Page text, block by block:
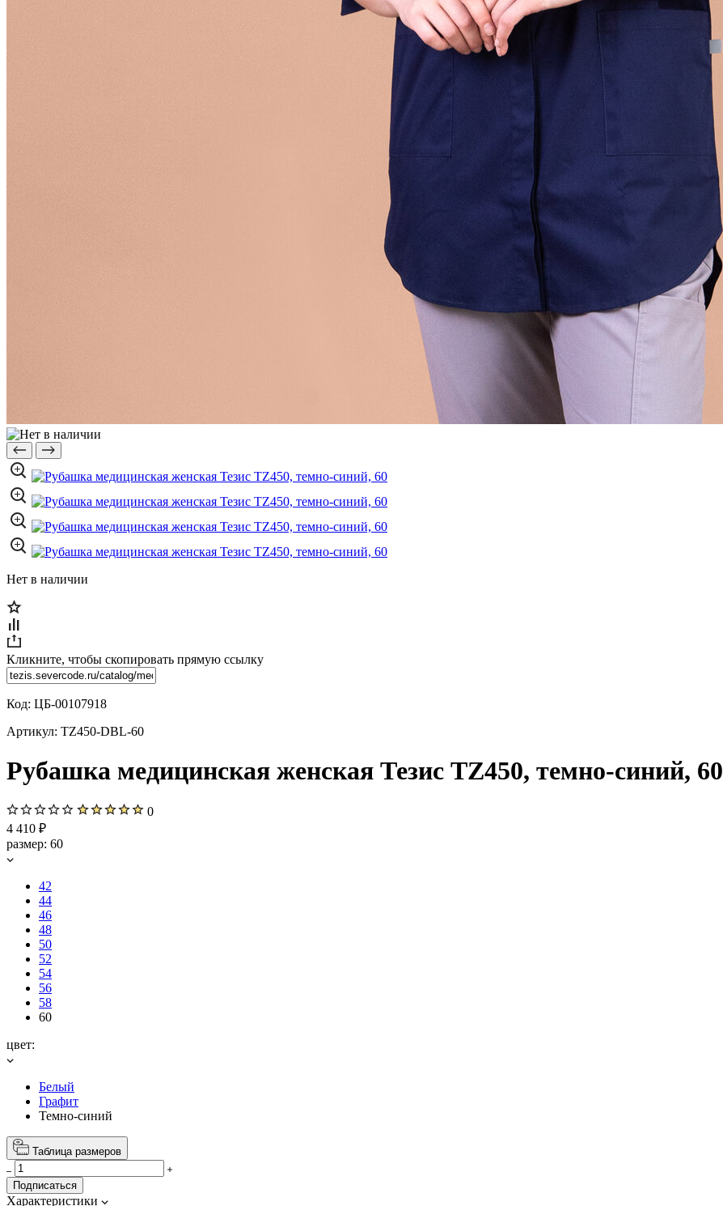
Нет в наличии
Кликните, чтобы скопировать прямую ссылку
Код: ЦБ-00107918
Артикул: TZ450-DBL-60
Рубашка медицинская женская Тезис TZ450, темно-синий, 60
0
4 410 ₽
размер: 60
42
44
46
48
50
52
54
56
58
60
цвет:
Белый
Графит
Темно-синий
Таблица размеров
Подписаться
Характеристики